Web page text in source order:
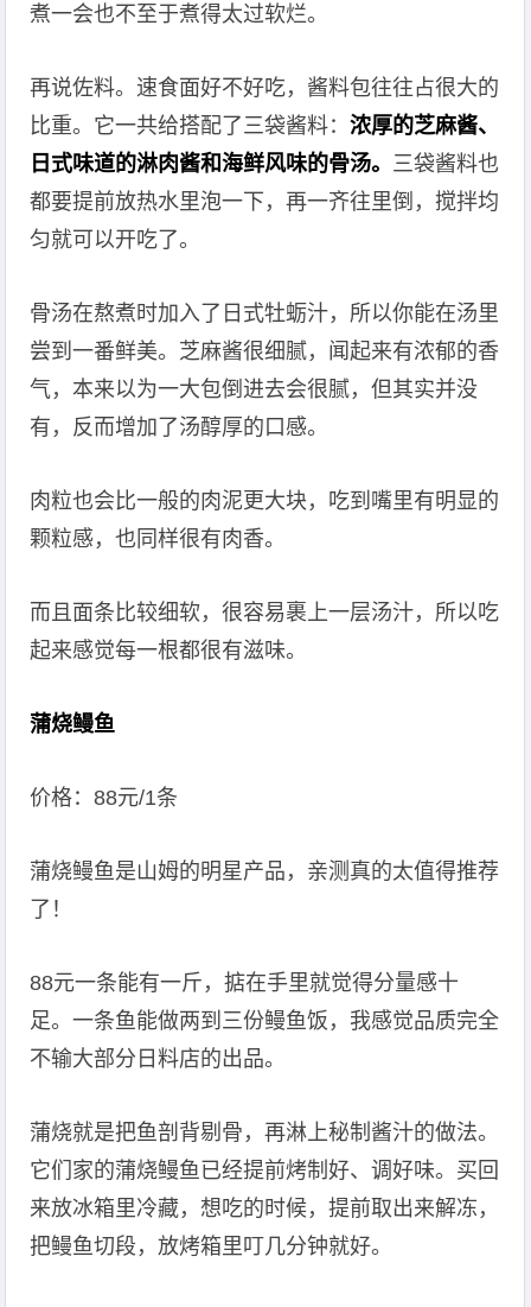
煮一会也不至于煮得太过软烂。
再说佐料。速食面好不好吃，酱料包往往占很大的
比重。它一共给搭配了三袋酱料：浓厚的芝麻酱、
日式味道的淋肉酱和海鲜风味的骨汤。 三袋酱料也
都要提前放热水里泡一下，再一齐往里倒，搅拌均
匀就可以开吃了。
骨汤在熬煮时加入了日式牡蛎汁，所以你能在汤里
尝到一番鲜美。芝麻酱很细腻，闻起来有浓郁的香
气，本来以为一大包倒进去会很腻，但其实并没
有，反而增加了汤醇厚的口感。
肉粒也会比一般的肉泥更大块，吃到嘴里有明显的
颗粒感，也同样很有肉香。
而且面条比较细软，很容易裹上一层汤汁，所以吃
起来感觉每一根都很有滋味。
蒲烧鳗鱼
价格：88元/1条
蒲烧鳗鱼是山姆的明星产品，亲测真的太值得推荐
了！
88元一条能有一斤，掂在手里就觉得分量感十
足。一条鱼能做两到三份鳗鱼饭，我感觉品质完全
不输大部分日料店的出品。
蒲烧就是把鱼剖背剔骨，再淋上秘制酱汁的做法。
它们家的蒲烧鳗鱼已经提前烤制好、调好味。买回
来放冰箱里冷藏，想吃的时候，提前取出来解冻，
把鳗鱼切段，放烤箱里叮几分钟就好。